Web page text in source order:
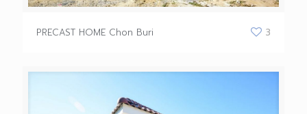
PRECAST HOME Chon Buri 3